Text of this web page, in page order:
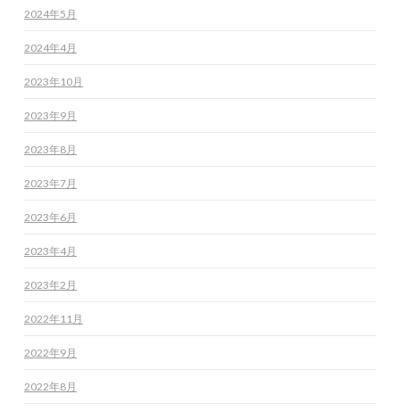
2024年5月
2024年4月
2023年10月
2023年9月
2023年8月
2023年7月
2023年6月
2023年4月
2023年2月
2022年11月
2022年9月
2022年8月